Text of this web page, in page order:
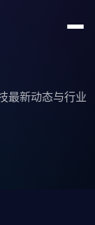
最新动态与行业